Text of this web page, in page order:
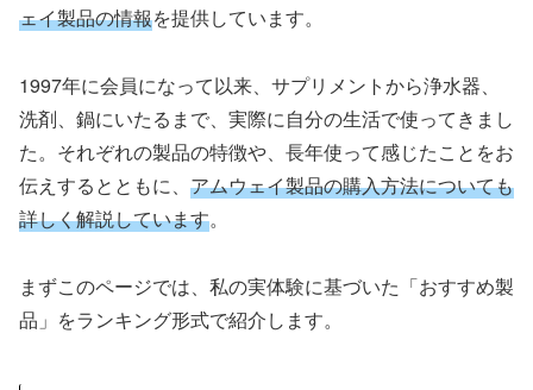
ェイ製品の情報を提供しています。
1997年に会員になって以来、サプリメントから浄水器、
洗剤、鍋にいたるまで、実際に自分の生活で使ってきまし
た。それぞれの製品の特徴や、長年使って感じたことをお
伝えするとともに、 アムウェイ製品の購入方法についても
詳しく解説しています。
まずこのページでは、私の実体験に基づいた「おすすめ製
品」をランキング形式で紹介します。